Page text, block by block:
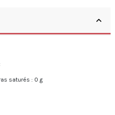
saturés : 0 g